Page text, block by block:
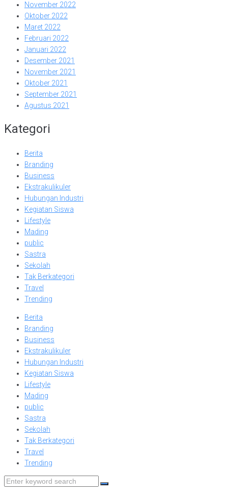
November 2022
Oktober 2022
Maret 2022
Februari 2022
Januari 2022
Desember 2021
November 2021
Oktober 2021
September 2021
Agustus 2021
Kategori
Berita
Branding
Business
Ekstrakulikuler
Hubungan Industri
Kegiatan Siswa
Lifestyle
Mading
public
Sastra
Sekolah
Tak Berkategori
Travel
Trending
Berita
Branding
Business
Ekstrakulikuler
Hubungan Industri
Kegiatan Siswa
Lifestyle
Mading
public
Sastra
Sekolah
Tak Berkategori
Travel
Trending
Search